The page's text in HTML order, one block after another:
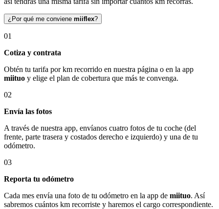
¿Por qué me conviene miiflex?
01
Cotiza y contrata
Obtén tu tarifa por km recorrido en nuestra página o en la app
miituo y elige el plan de cobertura que más te convenga.
02
Envía las fotos
A través de nuestra app, envíanos cuatro fotos de tu coche (del
frente, parte trasera y costados derecho e izquierdo) y una de tu
odómetro.
03
Reporta tu odómetro
Cada mes envía una foto de tu odómetro en la app de miituo. Así
sabremos cuántos km recorriste y haremos el cargo correspondiente.